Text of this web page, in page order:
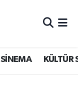
SİNEMA KÜLTÜR